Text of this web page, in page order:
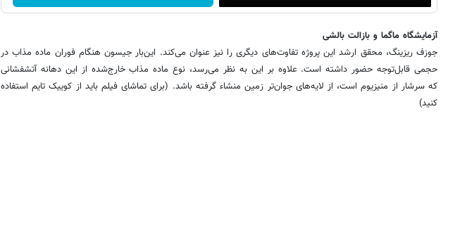
آزمایشگاه ماگما و بازالت بالشی
جوزف ریزینگ، محقق ارشد این پروژه تفاوت‌های دیگری را نیز عنوان می‌کند. این‌بار جیسون هنگام فوران ماده مذاب در
حجمی قابل‌توجه حضور داشته است. علاوه بر این به نظر می‌رسد، نوع ماده مذاب خارج‌شده از این دهانه آتشفشانی
که سرشار از منیزیوم است، از لایه‌های جوان‌تر زمین منشاء گرفته باشد. (برای تماشای فیلم باید از کوییک تایم استفاده
کنید)